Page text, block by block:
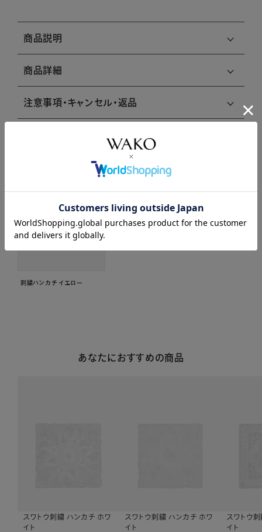
商品説明
商品詳細
注意事項・キャンセル・返品
刺繍ハンカチ イエロー
あなたにおすすめの商品
スワトウ刺繍 ハンカチ ホワ
イト
スワトウ刺繍 ハンカチ ホワ
イト
スワトウ
イト